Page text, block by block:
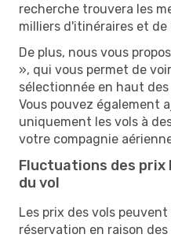
recherche trouvera les
milliers d'itinéraires et de
De plus, nous vous
», qui vous permet de
sélectionnée en haut
Vous pouvez également
uniquement les vols à
votre compagnie
Fluctuations des
du vol
Les prix des vols
réservation en raison